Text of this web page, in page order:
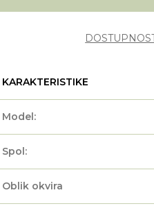
KARAKTERISTIKE
Model:
Spol:
Oblik okvira